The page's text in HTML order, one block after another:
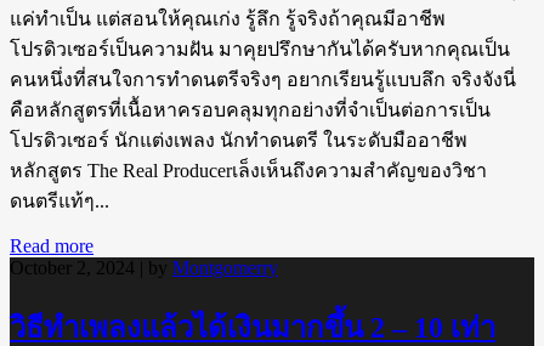
แค่ทำเป็น แต่สอนให้คุณเก่ง รู้ลึก รู้จริงถ้าคุณมีอาชีพ
โปรดิวเซอร์เป็นความฝัน มาคุยปรึกษากันได้ครับหากคุณเป็น
คนหนึ่งที่สนใจการทำดนตรีจริงๆ อยากเรียนรู้แบบลึก จริงจังนี่
คือหลักสูตรที่เนื้อหาครอบคลุมทุกอย่างที่จำเป็นต่อการเป็น
โปรดิวเซอร์ นักแต่งเพลง นักทำดนตรี ในระดับมืออาชีพ
หลักสูตร The Real Producerเล็งเห็นถึงความสำคัญของวิชา
ดนตรีแท้ๆ...
Read more
October 2, 2024 | by Montgomerry
วิธีทำเพลงแล้วได้เงินมากขึ้น 2 – 10 เท่า